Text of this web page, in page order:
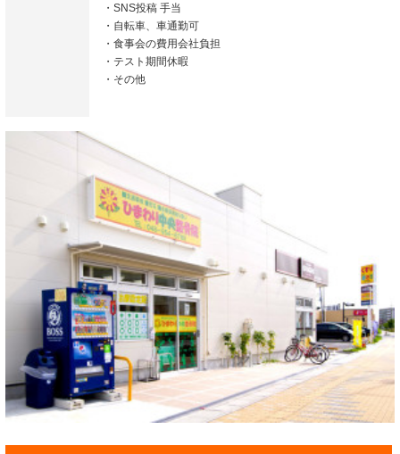
・SNS投稿 手当
・自転車、車通勤可
・食事会の費用会社負担
・テスト期間休暇
・その他